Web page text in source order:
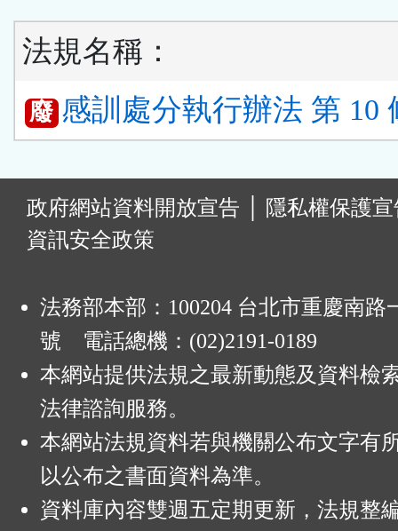
法規名稱：
廢 感訓處分執行辦法 第 10
政府網站資料開放宣告
隱私權保護
資訊安全政策
法務部本部：100204 台北市重慶南路
號 電話總機：(02)2191-0189
本網站提供法規之最新動態及資料檢
法律諮詢服務。
本網站法規資料若與機關公布文字有
以公布之書面資料為準。
資料庫內容雙週五定期更新，法規整